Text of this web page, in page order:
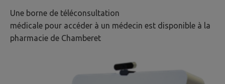
Une borne de téléconsultation
médicale pour accéder à un médecin est disponible à la
pharmacie de Chamberet